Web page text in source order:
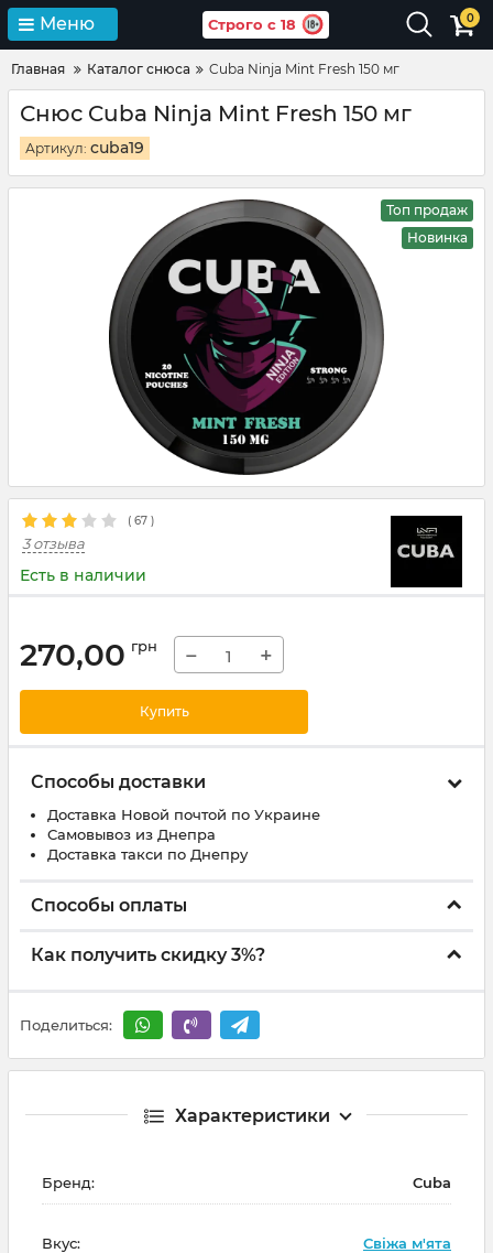
Меню Строго с 18 0
Главная Каталог снюса Cuba Ninja Mint Fresh 150 мг
Снюс Cuba Ninja Mint Fresh 150 мг
Артикул: cuba19
Топ продаж
Новинка
( 67 )
3 отзыва
Есть в наличии
270,00 грн − +
Купить
Способы доставки
Доставка Новой почтой по Украине
Самовывоз из Днепра
Доставка такси по Днепру
Способы оплаты
Как получить скидку 3%?
Поделиться:
Характеристики
Бренд: Cuba
Вкус: Свіжа м'ята